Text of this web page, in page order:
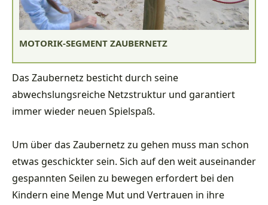
MOTORIK-SEGMENT ZAUBERNETZ
Das Zaubernetz besticht durch seine
abwechslungsreiche Netzstruktur und garantiert
immer wieder neuen Spielspaß.
Um über das Zaubernetz zu gehen muss man schon
etwas geschickter sein. Sich auf den weit auseinander
gespannten Seilen zu bewegen erfordert bei den
Kindern eine Menge Mut und Vertrauen in ihre